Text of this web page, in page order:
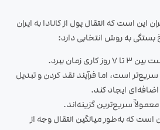
این است که انتقال پول از کانادا به ایران
به روش انتخابی دارد:
زمان ببرد.
سریع‌تر است، اما فرآیند نقد کردن و تبدیل
ایجاد کند.
سریع‌ترین گزینه‌اند.
که به‌طور میانگین انتقال وجه از